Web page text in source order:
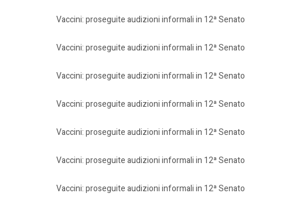
Vaccini: proseguite audizioni informali in 12ª Senato
Vaccini: proseguite audizioni informali in 12ª Senato
Vaccini: proseguite audizioni informali in 12ª Senato
Vaccini: proseguite audizioni informali in 12ª Senato
Vaccini: proseguite audizioni informali in 12ª Senato
Vaccini: proseguite audizioni informali in 12ª Senato
Vaccini: proseguite audizioni informali in 12ª Senato